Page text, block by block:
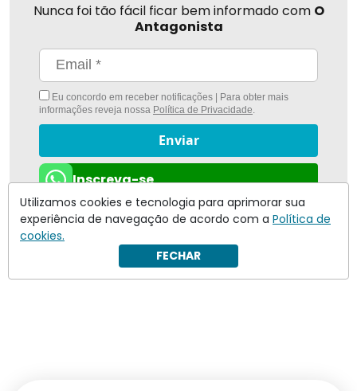
Nunca foi tão fácil ficar bem informado com O
Antagonista
Eu concordo em receber notificações | Para obter mais
informações reveja nossa Política de Privacidade.
Enviar
Inscreva-se
Utilizamos cookies e tecnologia para aprimorar sua
experiência de navegação de acordo com a Política de
cookies.
FECHAR